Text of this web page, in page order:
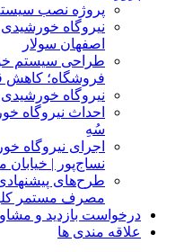
پروژه نصب سیستم
اصفهان سولار
فروشگاه؛ کاهش
نیروگاه خورشیدی ۶۶۰۰ وات | اصفهان سولار
سُهِ
اجرای نیروگاه
نساج‌پور | خیابان
طرح‌های
مصرف مستمر
درخواست بازدید و
علاقه مندی ها